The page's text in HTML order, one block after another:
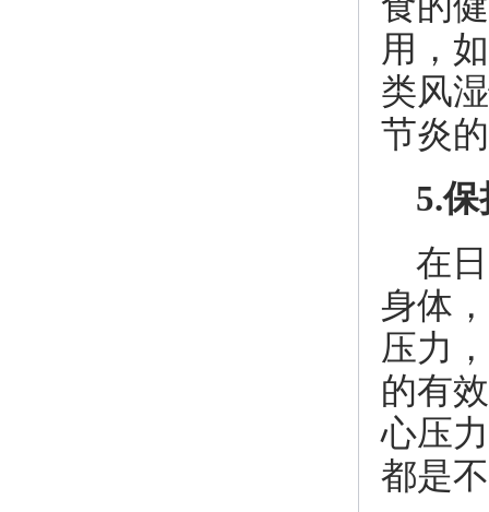
用，
类风
节炎
5.
在
身体
压力
的有
心压
都是